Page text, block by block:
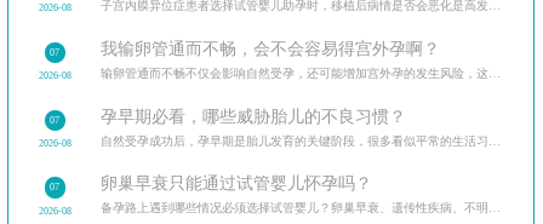
2026-08
07
2026-08
我输卵管通而不畅，会不会容易得宫外孕啊？
07
2026-08
孕早期必看，哪些威胁胎儿的不良习惯？
07
2026-08
卵巢早衰只能通过试管婴儿怀孕吗？
备孕路上遇到哪些情况必须选择试管婴儿？卵巢早衰、遗传性疾病、不明原因不孕等多种临床场景，试管婴